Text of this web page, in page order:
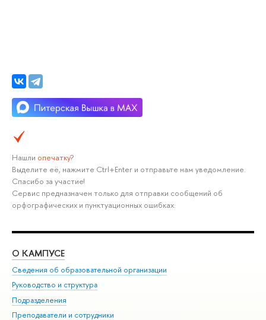
Нашли опечатку?
Выделите её, нажмите Ctrl+Enter и отправьте нам уведомление.
Спасибо за участие!
Сервис предназначен только для отправки сообщений об
орфографических и пунктуационных ошибках.
О КАМПУСЕ
Сведения об образовательной организации
Руководство и структура
Подразделения
Преподаватели и сотрудники